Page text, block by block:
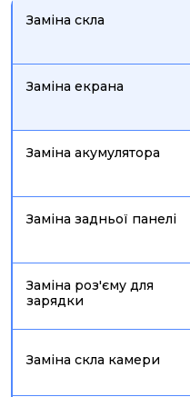
Заміна скла
Заміна екрана
Заміна акумулятора
Заміна задньої панелі
Заміна роз'єму для
зарядки
Заміна скла камери